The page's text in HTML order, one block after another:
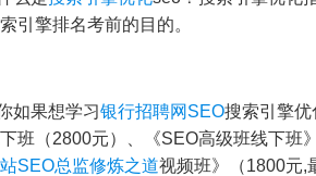
引擎排名考前的目的。
果想学习银行招聘网SEO搜索引擎优
班（2800元）、《SEO高级班线下班
SEO总监修炼之道视频班》（1800元,